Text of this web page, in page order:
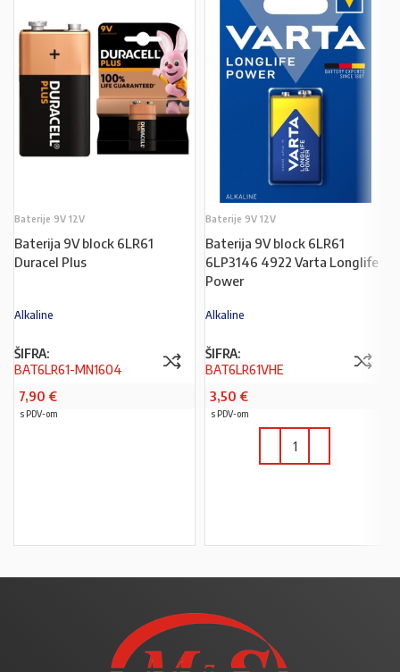
Baterije 9V 12V
Baterija 9V block 6LR61
Duracel Plus
Alkaline
ŠIFRA:
BAT6LR61-MN1604
7,90 €
s PDV-om
Baterije 9V 12V
Baterija 9V block 6LR61
6LP3146 4922 Varta Longlife
Power
Alkaline
ŠIFRA:
BAT6LR61VHE
3,50 €
s PDV-om